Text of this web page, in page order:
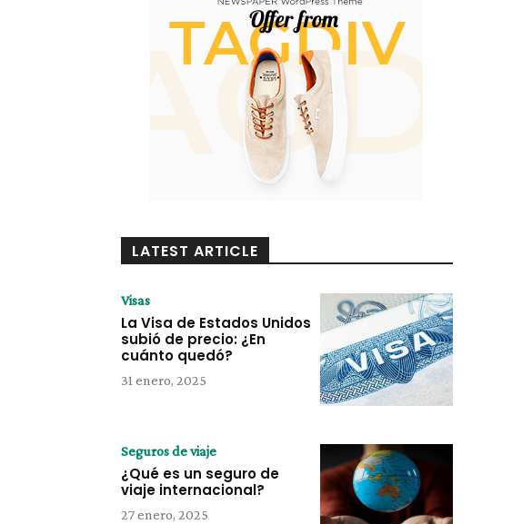
LATEST ARTICLE
Visas
La Visa de Estados Unidos
subió de precio: ¿En
cuánto quedó?
31 enero, 2025
Seguros de viaje
¿Qué es un seguro de
viaje internacional?
27 enero, 2025